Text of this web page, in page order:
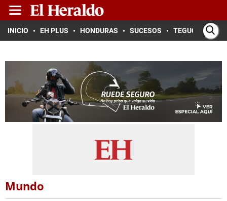
INICIO EH PLUS HONDURAS SUCESOS TEGUCIGALPA
Mundo